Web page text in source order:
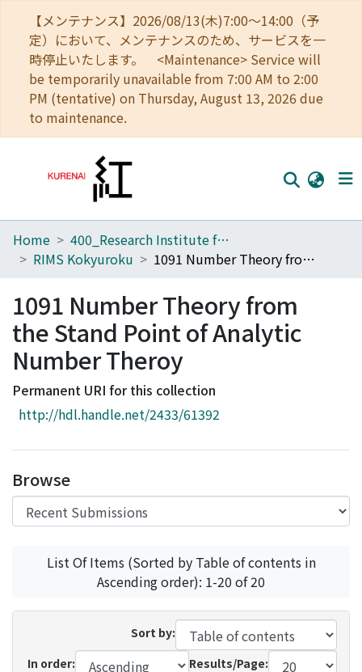
【メンテナンス】2026/08/13(木)7:00～14:00（予
定）において、メンテナンスのため、サービスを一
時停止いたします。 <Maintenance> Service will
be temporarily unavailable from 7:00 AM to 2:00
PM (tentative) on Thursday, August 13, 2026 due
to maintenance.
Home
Browse
Download Ranking
Access Statistics
Library Network
Home
400_Research Institute for Mathematical Sciences
RIMS Kokyuroku
1091 Number Theory from the Stand Point of Analytic Number Theroy
1091 Number Theory from
the Stand Point of Analytic
Number Theroy
Permanent URI for this collection
http://hdl.handle.net/2433/61392
Browse
List Of Items (Sorted by Table of contents in
Ascending order): 1-20 of 20
Sort by:
In order:
Results/Page: